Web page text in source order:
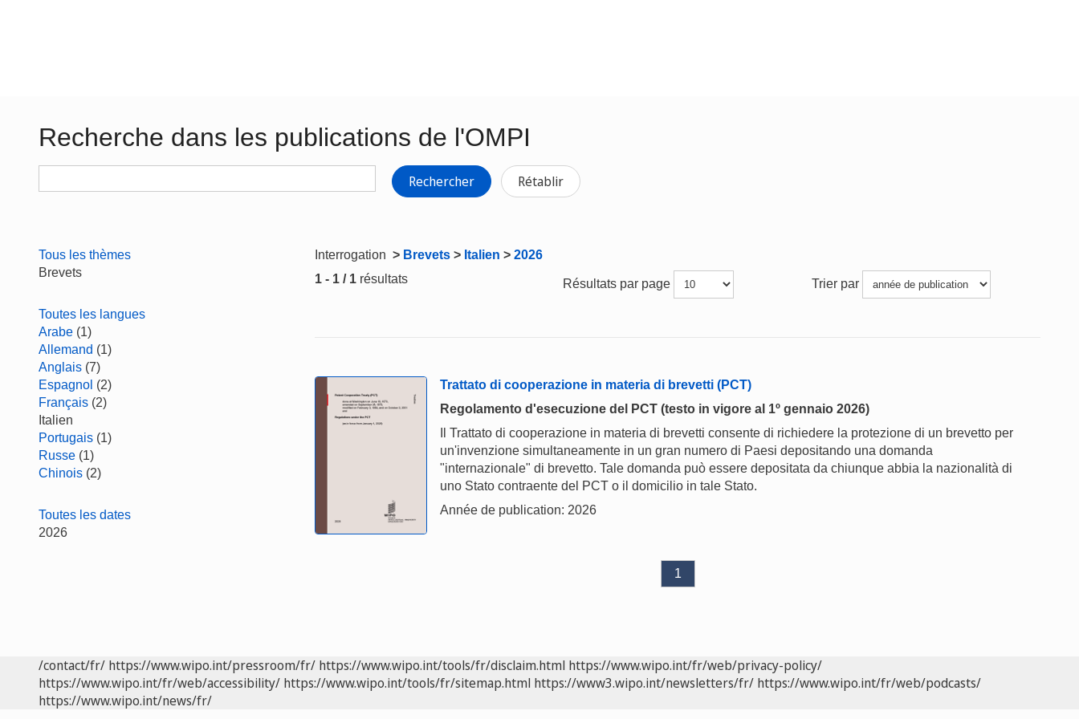
Recherche dans les publications de l'OMPI
Rechercher Rétablir
Tous les thèmes
Brevets
Toutes les langues
Arabe (1)
Allemand (1)
Anglais (7)
Espagnol (2)
Français (2)
Italien
Portugais (1)
Russe (1)
Chinois (2)
Toutes les dates
2026
Interrogation > Brevets > Italien > 2026
1 - 1 / 1 résultats Résultats par page Trier par
Trattato di cooperazione in materia di brevetti (PCT)
Regolamento d'esecuzione del PCT (testo in vigore al 1º gennaio 2026)
Il Trattato di cooperazione in materia di brevetti consente di richiedere la protezione di un brevetto per
un'invenzione simultaneamente in un gran numero di Paesi depositando una domanda
"internazionale" di brevetto. Tale domanda può essere depositata da chiunque abbia la nazionalità di
uno Stato contraente del PCT o il domicilio in tale Stato.
Année de publication: 2026
1
/contact/fr/ https://www.wipo.int/pressroom/fr/ https://www.wipo.int/tools/fr/disclaim.html https://www.wipo.int/fr/web/privacy-policy/
https://www.wipo.int/fr/web/accessibility/ https://www.wipo.int/tools/fr/sitemap.html https://www3.wipo.int/newsletters/fr/ https://www.wipo.int/fr/web/podcasts/
https://www.wipo.int/news/fr/